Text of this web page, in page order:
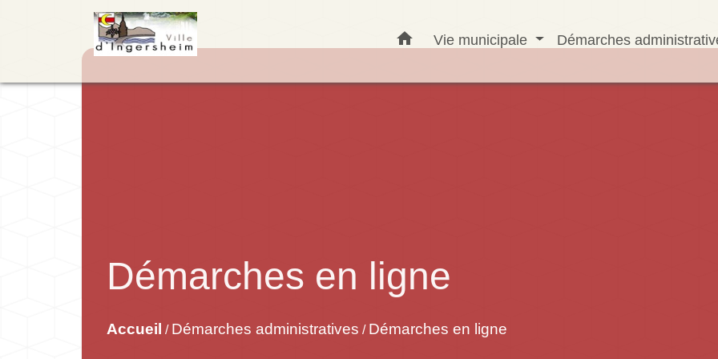
home Vie municipale Démarches
Démarches en ligne
Accueil / Démarches administratives / Démarches en ligne